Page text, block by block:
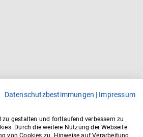
Datenschutzbestimmungen | Impressum
gestalten und fortlaufend verbessern zu
Durch die weitere Nutzung der Webseite
von Cookies zu. Hinweise auf Verarbeitung